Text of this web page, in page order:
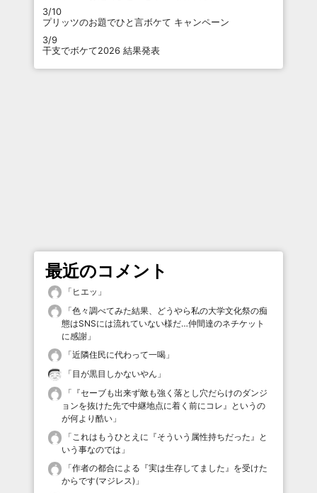
3/10
プリッツのお題でひと言ボケて キャンペーン
3/9
干支でボケて2026 結果発表
最近のコメント
「 ヒエッ 」
「色々調べてみた結果、どうやら私の大学文化祭の痴
態はSNSには流れていない様だ…仲間達のネチケット
に感謝 」
「近隣住民に代わって一喝 」
「目が黒目しかないやん 」
「 『セーブも出来ず敵も強く落とし穴だらけのダンジ
ョンを抜けた先で中継地点に着く前にコレ』というの
が何より酷い 」
「これはもうひとえに『そういう属性持ちだった』と
いう事なのでは 」
「作者の都合による『実は生存してました』を受けた
からです(マジレス) 」